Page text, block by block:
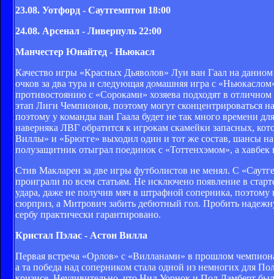
23.08. Уотфорд - Саутгемптон 18:00
24.08. Арсенал - Ливерпуль 22:00
Манчестер Юнайтед - Ньюкасл
Качество игры «Красных Дьяволов» Луи ван Гаал на
очков за два тура и следующая домашняя игра с
противостоянию с «Сороками» хозяева подходят в
этап Лиги Чемпионов, поэтому могут
поэтому у команды ван Гаала будет не так много времени
наверняка ЛВГ обратится к игрокам скамейки запасных,
Виллы» и «Брюгге» выходил один и тот же состав, шансы
полузащитник отыграл поединок с «Тоттенхэмом», а
Стив Макларен за две игры футболистов не менял. С
проиграли по всем статьям. Не исключено появление в
удара, даже не получив мяч в штрафной соперника,
сюрприз, а Митрович забить дебютный гол. Пробить
сербу практически гарантировано.
Кристал Пэлас - Астон Вилла
Первая встреча «Орлов» с «Вилланами» в прошлом
а та победа над соперником стала одной из немногих для